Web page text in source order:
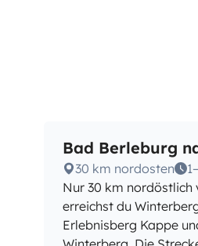
Bad Berleburg
30 km nordosten
Nur 30 km nordöstlich
erreichst du
Erlebnisberg Kappe